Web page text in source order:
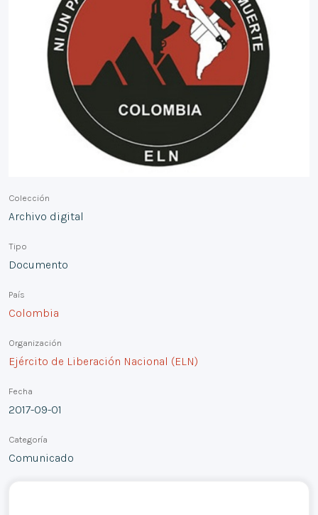
Colección
Archivo digital
Tipo
Documento
País
Colombia
Organización
Ejército de Liberación Nacional (ELN)
Fecha
2017-09-01
Categoría
Comunicado